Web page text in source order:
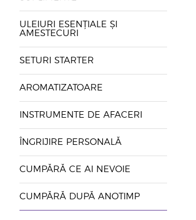
ULEIURI ESENȚIALE ȘI
AMESTECURI
SETURI STARTER
AROMATIZATOARE
INSTRUMENTE DE AFACERI
ÎNGRIJIRE PERSONALĂ
CUMPĂRĂ CE AI NEVOIE
CUMPĂRĂ DUPĂ ANOTIMP